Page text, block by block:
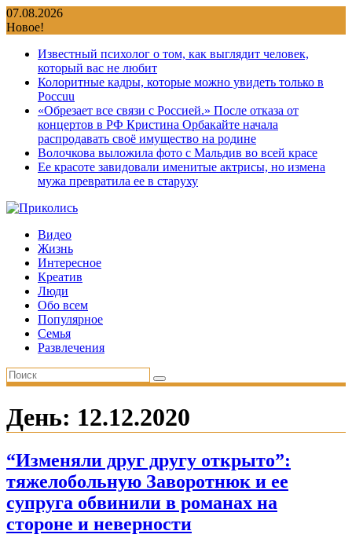
Перейти
к
07.08.2026
Новое!
Известный психолог о том, как выглядит человек,
который вас не любит
Колоритные кадры, которые можно увидеть только в
Россuu
«Обрезает все связи с Россией.» После отказа от
концертов в РФ Кристина Орбакайте начала
распродавать своё имущество на родине
Волочкова выложила фото с Мальдив во всей красе
Ее красоте завидовали именитые актрисы, но измена
мужа превратила ее в старуху
Видео
Жизнь
Интересное
Креатив
Люди
Обо всем
Популярное
Семья
Развлечения
День: 12.12.2020
“Изменяли друг другу открыто”:
тяжелобольную Заворотнюк и ее
супруга обвинили в романах на
стороне и неверности